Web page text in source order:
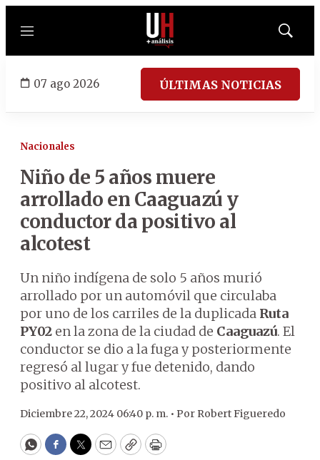
Menú
Mostrar
07 ago 2026 ÚLTIMAS NOTICIAS
Nacionales
Niño de 5 años muere
arrollado en Caaguazú y
conductor da positivo al
alcotest
Un niño indígena de solo 5 años murió
arrollado por un automóvil que circulaba
por uno de los carriles de la duplicada Ruta
PY02 en la zona de la ciudad de Caaguazú. El
conductor se dio a la fuga y posteriormente
regresó al lugar y fue detenido, dando
positivo al alcotest.
Diciembre 22, 2024 06:40 p. m. • Por Robert Figueredo
WhatsApp
Facebook
Twitter
EmailCopyPrint